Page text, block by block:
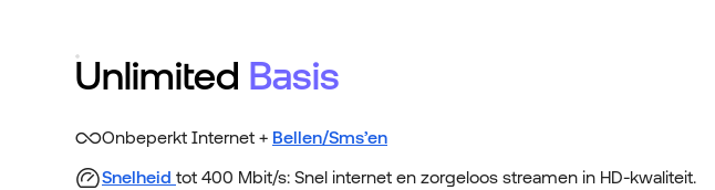
Unlimited Basis
Onbeperkt Internet + Bellen/Sms’en
Snelheid tot 400 Mbit/s: Snel internet en zorgeloos streamen in HD-kwaliteit.